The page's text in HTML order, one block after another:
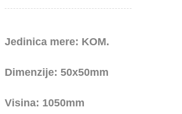
Jedinica mere: KOM.
Dimenzije: 50x50mm
Visina: 1050mm